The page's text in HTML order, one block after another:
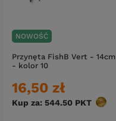
NOWOŚĆ
Przynęta FishB Vert - 14cm
- kolor 10
16,50 zł
Kup za: 544.50 PKT